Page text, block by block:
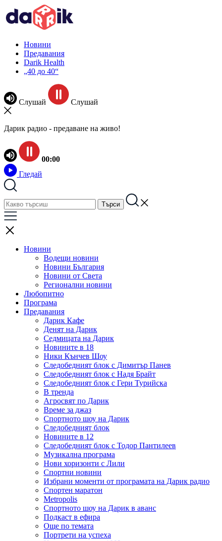
Новини
Предавания
Darik Health
„40 до 40“
Слушай Слушай
Дарик радио - предаване на живо!
00:00
Гледай
Новини
Водещи новини
Новини България
Новини от Света
Регионални новини
Любопитно
Програма
Предавания
Дарик Кафе
Денят на Дарик
Седмицата на Дарик
Новините в 18
Ники Кънчев Шоу
Следобедният блок с Димитър Панев
Следобедният блок с Надя Брайт
Следобедният блок с Гери Турийска
В тренда
Агросвят по Дарик
Време за джаз
Спортното шоу на Дарик
Следобедният блок
Новините в 12
Следобедният блок с Тодор Пантилеев
Музикална програма
Нови хоризонти с Лили
Спортни новини
Избрани моменти от програмата на Дарик радио
Спортен маратон
Metropolis
Спортното шоу на Дарик в аванс
Подкаст в ефира
Още по темата
Портрети на успеха